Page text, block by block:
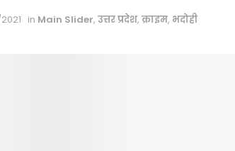
in Main Slider, उत्तर प्रदेश, क्राइम, भदोही